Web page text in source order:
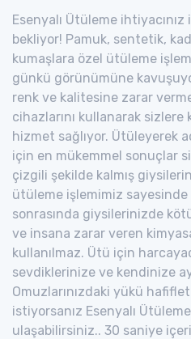
Esenyalı Ütüleme
bekliyor! Pamuk, sentetik,
kumaşlara özel ütüleme
günkü görünümüne
renk ve kalitesine zarar
cihazlarını kullanarak
hizmet sağlıyor. Ütüleyerek
için en mükemmel sonuçlar
çizgili şekilde kalmış
ütüleme işlemimiz
sonrasında giysilerinizde
ve insana zarar veren
kullanılmaz. Ütü için
sevdiklerinize ve kendinize
Omuzlarınızdaki yükü
istiyorsanız Esenyalı
ulaşabilirsiniz.. 30 saniye